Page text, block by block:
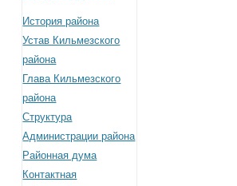
История района
Устав Кильмезского
района
Глава Кильмезского
района
Структура
Администрации района
Районная дума
Контактная